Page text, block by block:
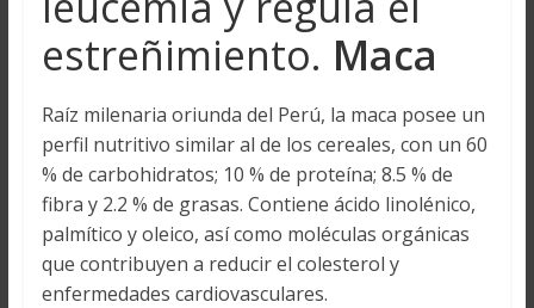
estreñimiento. Maca
Raíz milenaria oriunda del Perú, la maca posee un
perfil nutritivo similar al de los cereales, con un 60
% de carbohidratos; 10 % de proteína; 8.5 % de
fibra y 2.2 % de grasas. Contiene ácido linolénico,
palmítico y oleico, así como moléculas orgánicas
que contribuyen a reducir el colesterol y
enfermedades cardiovasculares.